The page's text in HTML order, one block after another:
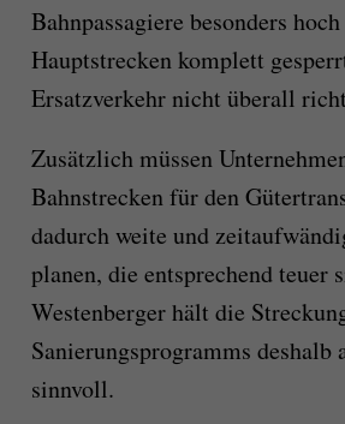
Bahnpassagiere besonders
Hauptstrecken komplett
Ersatzverkehr nicht überall
Zusätzlich müssen
Bahnstrecken für den
dadurch weite und
planen, die entsprechend teuer
Westenberger hält die
Sanierungsprogramms deshalb
sinnvoll.